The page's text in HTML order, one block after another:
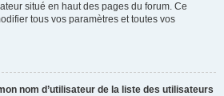
situé en haut des pages du forum. Ce
tous vos paramètres et toutes vos
nom d’utilisateur de la liste des utilisateurs